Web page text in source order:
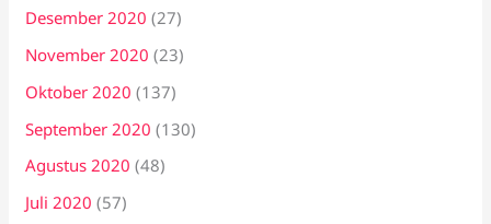
Desember 2020 (27)
November 2020 (23)
Oktober 2020 (137)
September 2020 (130)
Agustus 2020 (48)
Juli 2020 (57)